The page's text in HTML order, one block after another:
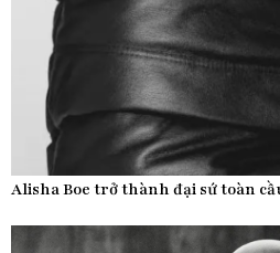
Alisha Boe trở thành đại sứ toàn